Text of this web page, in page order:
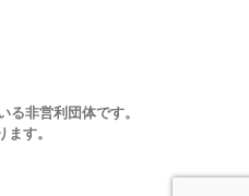
非営利団体です。
す。